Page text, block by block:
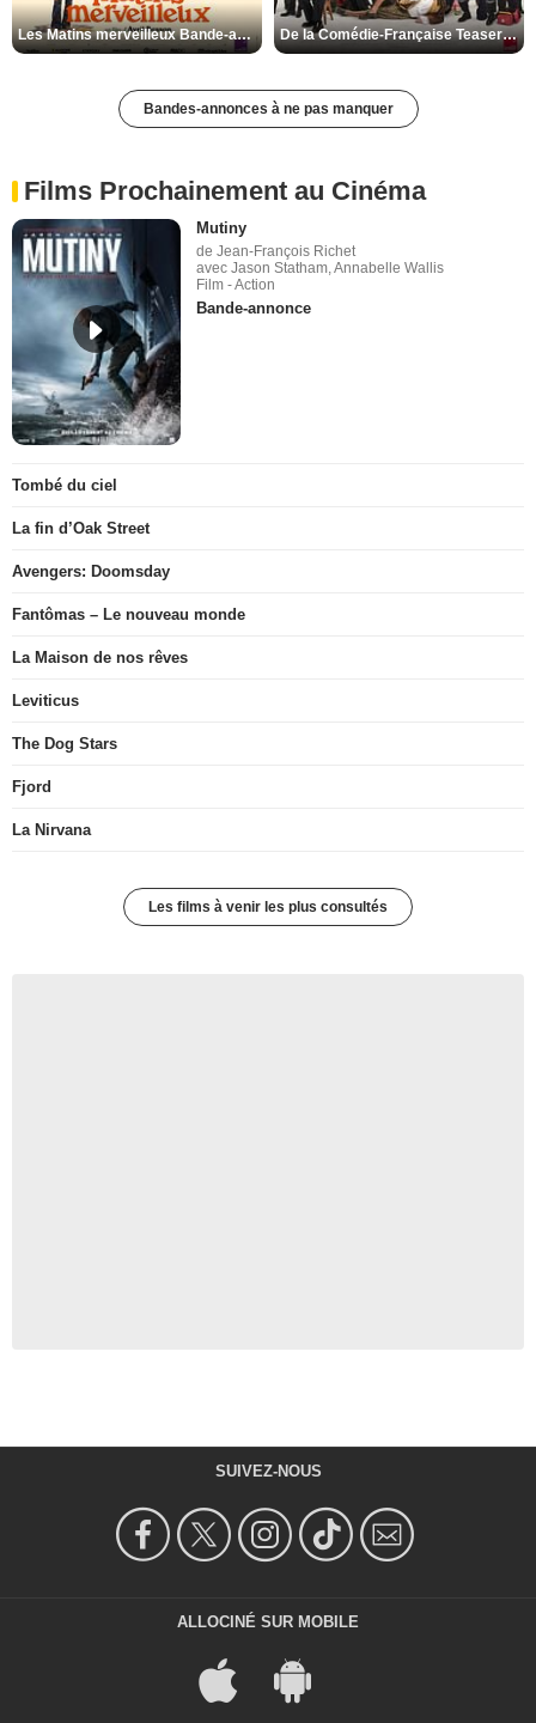
Les Matins merveilleux Bande-annonce VF De la Comédie-Française Teaser VF
Bandes-annonces à ne pas manquer
Films Prochainement au Cinéma
Mutiny
de Jean-François Richet
avec Jason Statham, Annabelle Wallis
Film - Action
Bande-annonce
Tombé du ciel
La fin d’Oak Street
Avengers: Doomsday
Fantômas – Le nouveau monde
La Maison de nos rêves
Leviticus
The Dog Stars
Fjord
La Nirvana
Les films à venir les plus consultés
SUIVEZ-NOUS
ALLOCINÉ SUR MOBILE